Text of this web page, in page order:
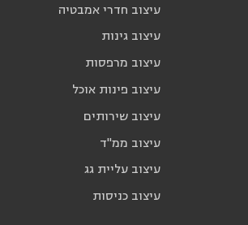
עיצוב חדרי אמבטיה
עיצוב גינות
עיצוב מרפסות
עיצוב פינות אוכל
עיצוב שירותים
עיצוב ממ"ד
עיצוב עליית גג
עיצוב כניסות